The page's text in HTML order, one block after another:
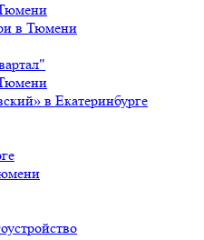
в Тюмени
в Екатеринбурге